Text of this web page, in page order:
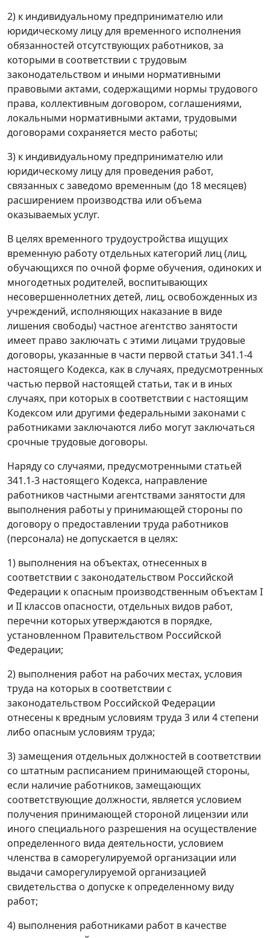
2) к индивидуальному предпринимателю или
юридическому лицу для временного исполнения
обязанностей отсутствующих работников, за
которыми в соответствии с трудовым
законодательством и иными нормативными
правовыми актами, содержащими нормы трудового
права, коллективным договором, соглашениями,
локальными нормативными актами, трудовыми
договорами сохраняется место работы;
3) к индивидуальному предпринимателю или
юридическому лицу для проведения работ,
связанных с заведомо временным (до 18 месяцев)
расширением производства или объема
оказываемых услуг.
В целях временного трудоустройства ищущих
временную работу отдельных категорий лиц (лиц,
обучающихся по очной форме обучения, одиноких и
многодетных родителей, воспитывающих
несовершеннолетних детей, лиц, освобожденных из
учреждений, исполняющих наказание в виде
лишения свободы) частное агентство занятости
имеет право заключать с этими лицами трудовые
договоры, указанные в части первой статьи 341.1-4
настоящего Кодекса, как в случаях, предусмотренных
частью первой настоящей статьи, так и в иных
случаях, при которых в соответствии с настоящим
Кодексом или другими федеральными законами с
работниками заключаются либо могут заключаться
срочные трудовые договоры.
Наряду со случаями, предусмотренными статьей
341.1-3 настоящего Кодекса, направление
работников частными агентствами занятости для
выполнения работы у принимающей стороны по
договору о предоставлении труда работников
(персонала) не допускается в целях:
1) выполнения на объектах, отнесенных в
соответствии с законодательством Российской
Федерации к опасным производственным объектам I
и II классов опасности, отдельных видов работ,
перечни которых утверждаются в порядке,
установленном Правительством Российской
Федерации;
2) выполнения работ на рабочих местах, условия
труда на которых в соответствии с
законодательством Российской Федерации
отнесены к вредным условиям труда 3 или 4 степени
либо опасным условиям труда;
3) замещения отдельных должностей в соответствии
со штатным расписанием принимающей стороны,
если наличие работников, замещающих
соответствующие должности, является условием
получения принимающей стороной лицензии или
иного специального разрешения на осуществление
определенного вида деятельности, условием
членства в саморегулируемой организации или
выдачи саморегулируемой организацией
свидетельства о допуске к определенному виду
работ;
4) выполнения работниками работ в качестве